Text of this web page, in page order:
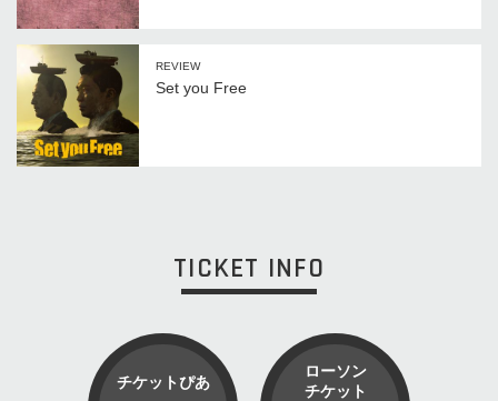
REVIEW
Set you Free
TICKET INFO
チケットぴあ
ローソン
チケット